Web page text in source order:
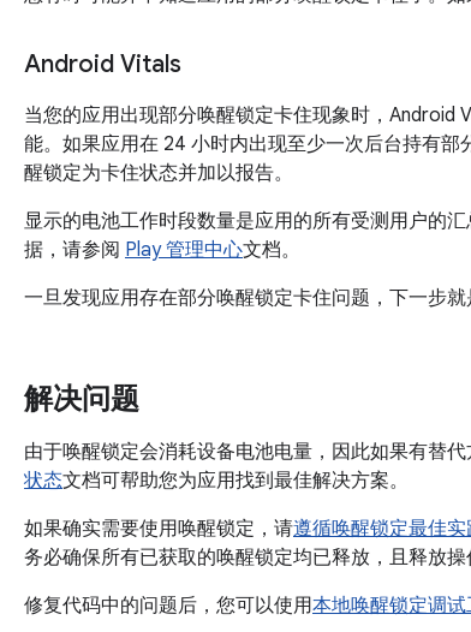
Android Vitals
当您的应用出现部分唤醒锁定卡住现象时，Android
能。如果应用在 24 小时内出现至少一次后台持有
醒锁定为卡住状态并加以报告。
显示的电池工作时段数量是应用的所有受测用户的
据，请参阅 Play 管理中心文档。
一旦发现应用存在部分唤醒锁定卡住问题，下一步就
解决问题
由于唤醒锁定会消耗设备电池电量，因此如果有替代
状态文档可帮助您为应用找到最佳解决方案。
如果确实需要使用唤醒锁定，请遵循唤醒锁定最佳实
务必确保所有已获取的唤醒锁定均已释放，且释放操
修复代码中的问题后，您可以使用本地唤醒锁定调试